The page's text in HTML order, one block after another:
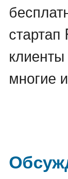
многие